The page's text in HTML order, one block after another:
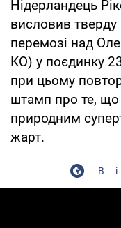
Нідерландець
висловив тверду
перемозі над
КО) у поєдинку
при цьому
штамп про те, що
природним
жарт.